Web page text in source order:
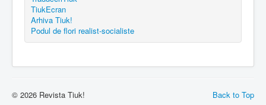
TiukEcran
Arhiva Tiuk!
Podul de flori realist-socialiste
Back to Top
© 2026 Revista Tiuk!